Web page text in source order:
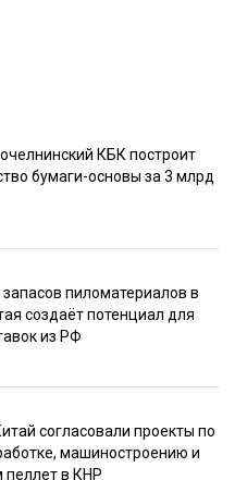
КБК построит
бумаги-основы за 3 млрд
пиломатериалов в
создаёт потенциал для
из РФ
согласовали проекты по
машиностроению и
пеллет в КНР